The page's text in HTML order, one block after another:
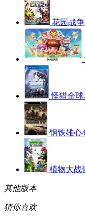
花园战
怪猎全
钢铁雄心
植物大战
其他版本
猜你喜欢